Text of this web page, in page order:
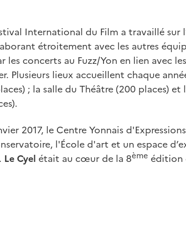
International du Film a travaillé sur
étroitement avec les autres
les concerts au Fuzz/Yon en lien avec
Plusieurs lieux accueillent chaque
; la salle du Théâtre (200 places)
2017, le Centre Yonnais
l'École d'art et un espace
Le Cyel était au cœur de la 8ème édition